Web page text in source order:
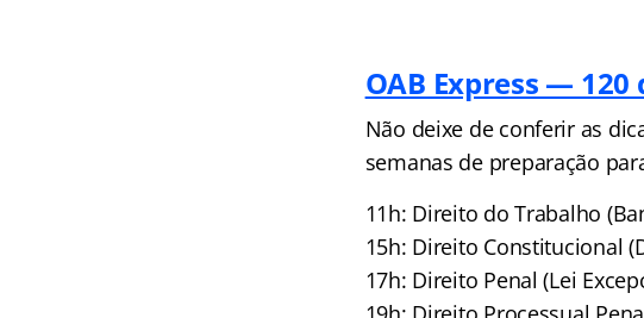
OAB Express — 120
Não deixe de conferir as
semanas de preparação
11h: Direito do Trabalho
15h: Direito Constitucional
17h: Direito Penal (Lei